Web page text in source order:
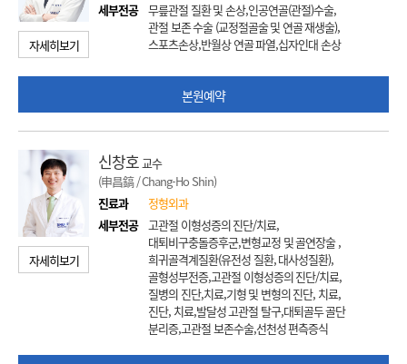
자세히보기
세부전공 무릎관절 질환 및 손상,인공연골(관절)수술,
관절 보존 수술 (교정절골술 및 연골 재생술),
스포츠손상,반월상 연골 파열,십자인대 손상
본원예약
자세히보기
신창호교수
(申昌鎬 / Chang-Ho Shin)
진료과
정형외과
세부전공 고관절 이형성증의 진단/치료,
대퇴비구충돌증후군,변형교정 및 골연장술 ,
희귀골격계질환(유전성 질환, 대사성질환),
골형성부전증,고관절 이형성증의 진단/치료,
질병의 진단,치료,기형 및 변형의 진단, 치료,
진단, 치료,발달성 고관절 탈구,대퇴골두 골단
분리증,고관절 보존수술,선천성 편측증식